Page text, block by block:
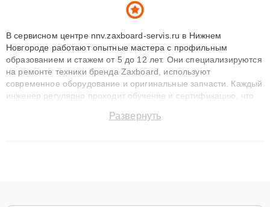
В сервисном центре nnv.zaxboard-servis.ru в Нижнем
Новгороде работают опытные мастера с профильным
образованием и стажем от 5 до 12 лет. Они специализируются
на ремонте техники бренда Zaxboard, используют
современное оборудование и оригинальные запчасти. Каждый
инженер регулярно проходит обучение и сертификацию, что
восстанавливать технику с сохранением гарантии до 3 лет.
Развернуть